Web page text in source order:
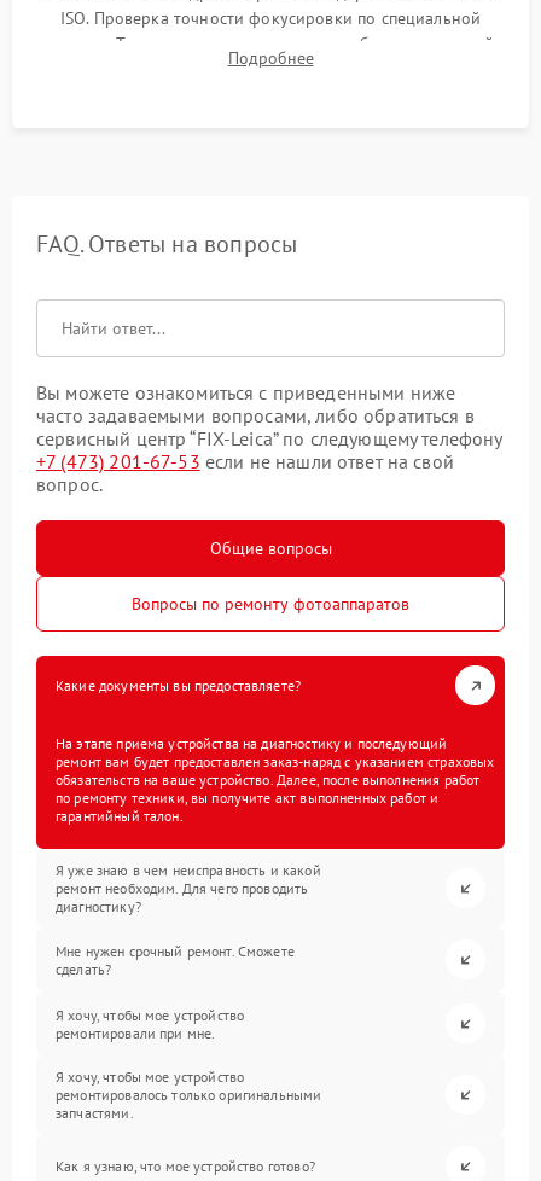
ISO. Проверка точности фокусировки по специальной
мишени. Тест записи на карту памяти, работы встроенной
вспышки, микрофона и всех кнопок управления.
Подробнее
FAQ. Ответы на вопросы
Вы можете ознакомиться с приведенными ниже
часто задаваемыми вопросами, либо обратиться в
сервисный центр “FIX-Leica” по следующему телефону
+7 (473) 201-67-53 если не нашли ответ на свой
вопрос.
Общие вопросы
Вопросы по ремонту фотоаппаратов
Какие документы вы предоставляете?
На этапе приема устройства на диагностику и последующий
ремонт вам будет предоставлен заказ-наряд с указанием страховых
обязательств на ваше устройство. Далее, после выполнения работ
по ремонту техники, вы получите акт выполненных работ и
гарантийный талон.
Я уже знаю в чем неисправность и какой
ремонт необходим. Для чего проводить
диагностику?
Мне нужен срочный ремонт. Сможете
сделать?
Я хочу, чтобы мое устройство
ремонтировали при мне.
Я хочу, чтобы мое устройство
ремонтировалось только оригинальными
запчастями.
Как я узнаю, что мое устройство готово?